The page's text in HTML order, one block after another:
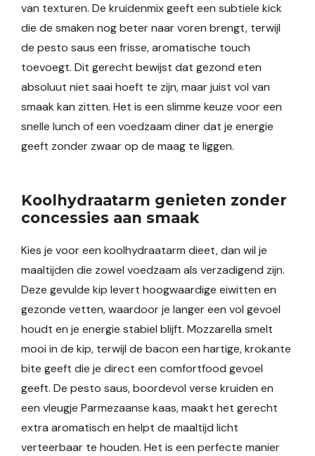
van texturen. De kruidenmix geeft een subtiele kick
die de smaken nog beter naar voren brengt, terwijl
de pesto saus een frisse, aromatische touch
toevoegt. Dit gerecht bewijst dat gezond eten
absoluut niet saai hoeft te zijn, maar juist vol van
smaak kan zitten. Het is een slimme keuze voor een
snelle lunch of een voedzaam diner dat je energie
geeft zonder zwaar op de maag te liggen.
Koolhydraatarm genieten zonder
concessies aan smaak
Kies je voor een koolhydraatarm dieet, dan wil je
maaltijden die zowel voedzaam als verzadigend zijn.
Deze gevulde kip levert hoogwaardige eiwitten en
gezonde vetten, waardoor je langer een vol gevoel
houdt en je energie stabiel blijft. Mozzarella smelt
mooi in de kip, terwijl de bacon een hartige, krokante
bite geeft die je direct een comfortfood gevoel
geeft. De pesto saus, boordevol verse kruiden en
een vleugje Parmezaanse kaas, maakt het gerecht
extra aromatisch en helpt de maaltijd licht
verteerbaar te houden. Het is een perfecte manier